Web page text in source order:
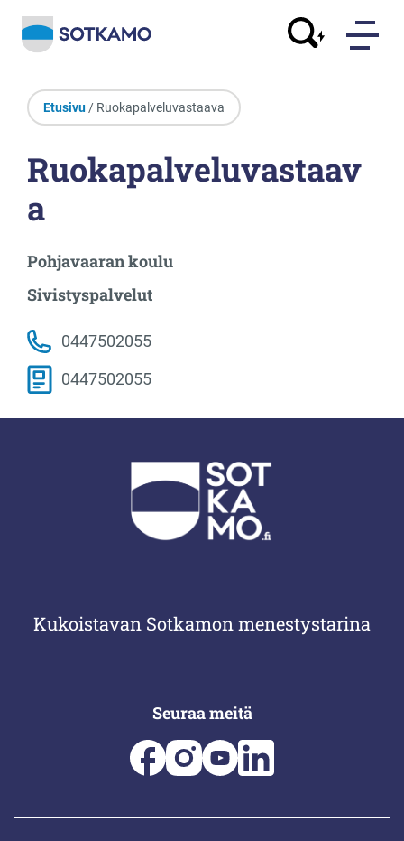
Etusivu / Ruokapalveluvastaava
Ruokapalveluvastaav
a
Pohjavaaran koulu
Sivistyspalvelut
0447502055
0447502055
Kukoistavan Sotkamon menestystarina
Seuraa meitä